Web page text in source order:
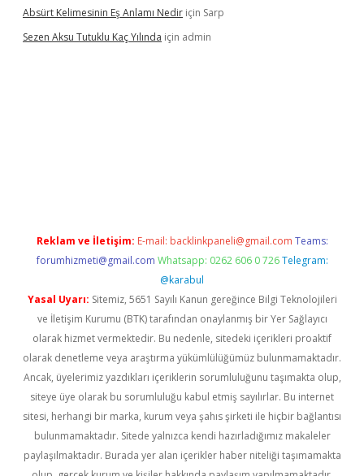
Absürt Kelimesinin Eş Anlamı Nedir için Sarp
Sezen Aksu Tutuklu Kaç Yılında için admin
Reklam ve İletişim: E-mail: backlinkpaneli@gmail.com Teams:
forumhizmeti@gmail.com Whatsapp: 0262 606 0 726 Telegram:
@karabul
Yasal Uyarı: Sitemiz, 5651 Sayılı Kanun gereğince Bilgi Teknolojileri
ve İletişim Kurumu (BTK) tarafından onaylanmış bir Yer Sağlayıcı
olarak hizmet vermektedir. Bu nedenle, sitedeki içerikleri proaktif
olarak denetleme veya araştırma yükümlülüğümüz bulunmamaktadır.
Ancak, üyelerimiz yazdıkları içeriklerin sorumluluğunu taşımakta olup,
siteye üye olarak bu sorumluluğu kabul etmiş sayılırlar. Bu internet
sitesi, herhangi bir marka, kurum veya şahıs şirketi ile hiçbir bağlantısı
bulunmamaktadır. Sitede yalnızca kendi hazırladığımız makaleler
paylaşılmaktadır. Burada yer alan içerikler haber niteliği taşımamakta